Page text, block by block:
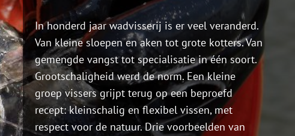
In honderd jaar wadvisserij is er veel veranderd.
Van kleine sloepen en aken tot grote kotters. Van
gemengde vangst tot specialisatie in één soort.
Grootschaligheid werd de norm. Een kleine
groep vissers grijpt terug op een beproefd
recept: kleinschalig en flexibel vissen, met
respect voor de natuur. Drie voorbeelden van